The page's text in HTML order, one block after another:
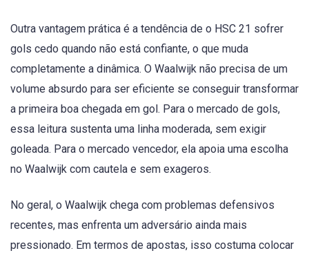
Outra vantagem prática é a tendência de o HSC 21 sofrer
gols cedo quando não está confiante, o que muda
completamente a dinâmica. O Waalwijk não precisa de um
volume absurdo para ser eficiente se conseguir transformar
a primeira boa chegada em gol. Para o mercado de gols,
essa leitura sustenta uma linha moderada, sem exigir
goleada. Para o mercado vencedor, ela apoia uma escolha
no Waalwijk com cautela e sem exageros.
No geral, o Waalwijk chega com problemas defensivos
recentes, mas enfrenta um adversário ainda mais
pressionado. Em termos de apostas, isso costuma colocar